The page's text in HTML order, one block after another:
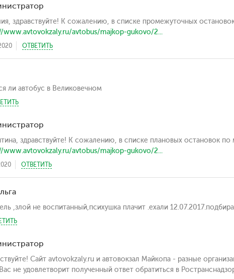
здравствуйте! К сожалению, в списке промежуточных
www.avtovokzaly.ru/avtobus/majkop-gukovo/2...
ОТВЕТИТЬ
ли автобус в Великовечном
здравствуйте! К сожалению, в списке плановых остановок
www.avtovokzaly.ru/avtobus/majkop-gukovo/2...
ОТВЕТИТЬ
,злой не воспитанный,психушка плачит .ехали
Сайт avtovokzaly.ru и автовокзал Майкопа - разные
не удовлетворит полученный ответ обратиться в